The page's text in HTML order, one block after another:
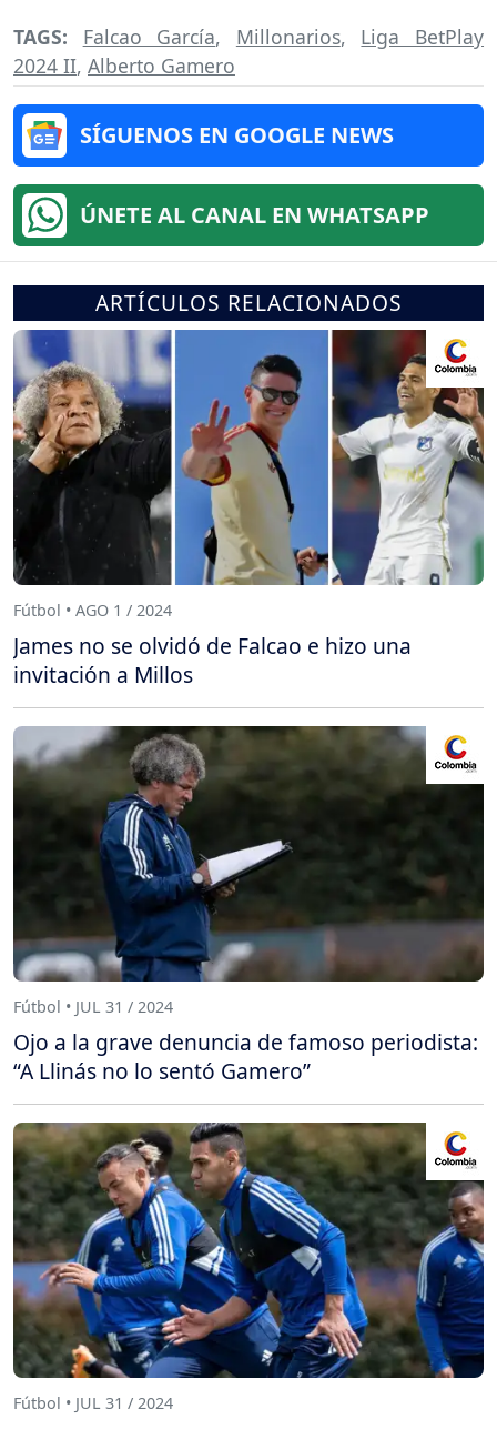
TAGS: Falcao García, Millonarios, Liga BetPlay
2024 II, Alberto Gamero
SÍGUENOS EN GOOGLE NEWS
ÚNETE AL CANAL EN WHATSAPP
ARTÍCULOS RELACIONADOS
Fútbol • AGO 1 / 2024
James no se olvidó de Falcao e hizo una
invitación a Millos
Fútbol • JUL 31 / 2024
Ojo a la grave denuncia de famoso periodista:
“A Llinás no lo sentó Gamero”
Fútbol • JUL 31 / 2024